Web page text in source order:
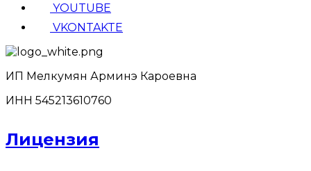
YOUTUBE
VKONTAKTE
ИП Мелкумян Арминэ Кароевна
ИНН 545213610760
Лицензия